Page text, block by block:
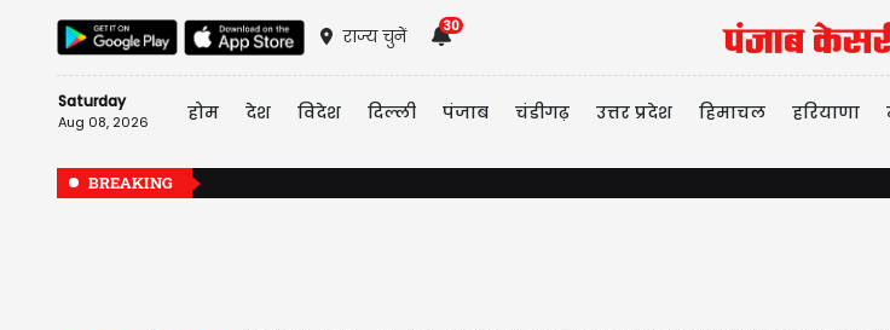
राज्य चुनें
30
Saturday
Aug 08, 2026 होम देश विदेश दिल्ली पंजाब चंडीगढ़ उत्तर प्रदेश हिमाचल हरियाणा
BREAKING